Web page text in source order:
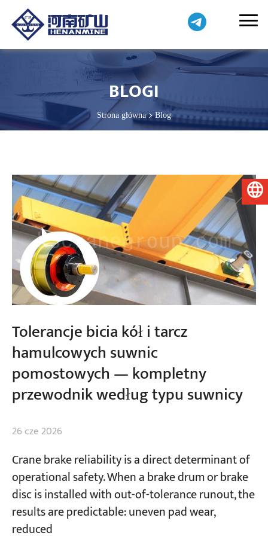
BLOGI
Strona główna Blog
Tolerancje bicia kół i tarcz
hamulcowych suwnic
pomostowych — kompletny
przewodnik według typu suwnicy
26 cze 2026
Crane brake reliability is a direct determinant of
operational safety. When a brake drum or brake
disc is installed with out-of-tolerance runout, the
results are predictable: uneven pad wear,
reduced
Polski